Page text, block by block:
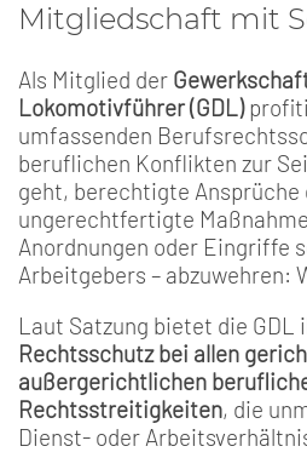
Mitgliedschaft mit
Als Mitglied der
Lokomotivführer (GDL)
umfassenden
beruflichen Konflikten zur
geht, berechtigte Ansprüche
ungerechtfertigte
Anordnungen oder Eingriffe
Arbeitgebers – abzuwehren:
Laut Satzung bietet die GDL
Rechtsschutz bei allen
außergerichtlichen
Rechtsstreitigkeiten, die
Dienst- oder